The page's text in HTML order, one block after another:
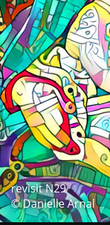
revisit N29
© Danielle Arnal